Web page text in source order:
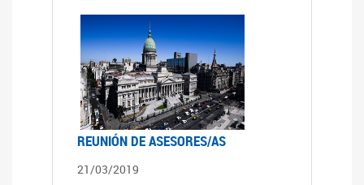
REUNIÓN DE ASESORES/AS
21/03/2019